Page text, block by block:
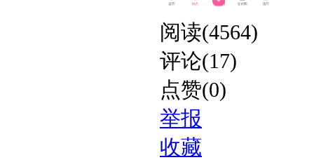
阅读(4564)
评论(17)
点赞(0)
举报
收藏